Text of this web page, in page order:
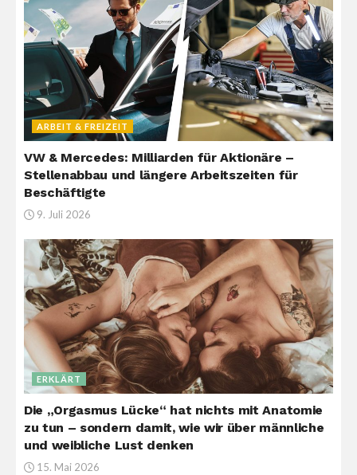
ARBEIT & FREIZEIT
VW & Mercedes: Milliarden für Aktionäre –
Stellenabbau und längere Arbeitszeiten für
Beschäftigte
9. Juli 2026
ERKLÄRT
Die „Orgasmus Lücke“ hat nichts mit Anatomie
zu tun – sondern damit, wie wir über männliche
und weibliche Lust denken
15. Mai 2026